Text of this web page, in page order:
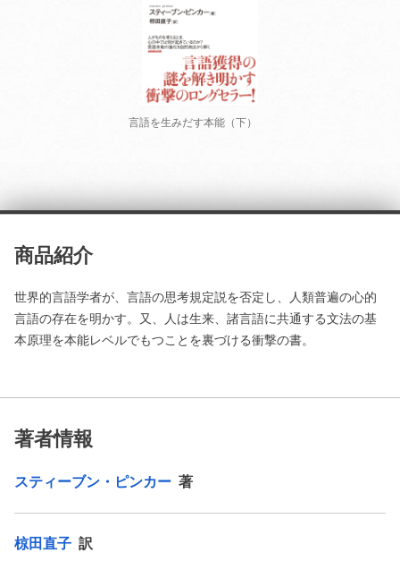
言語を生みだす本能（下）
商品紹介
世界的言語学者が、言語の思考規定説を否定し、人類普遍の心的
言語の存在を明かす。又、人は生来、諸言語に共通する文法の基
本原理を本能レベルでもつことを裏づける衝撃の書。
著者情報
スティーブン・ピンカー 著
椋田直子 訳